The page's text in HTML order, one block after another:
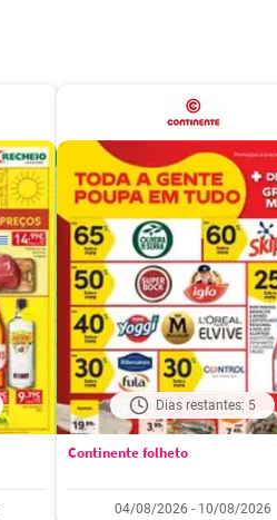
Dias restantes: 5
Continente folheto
04/08/2026 - 10/08/2026